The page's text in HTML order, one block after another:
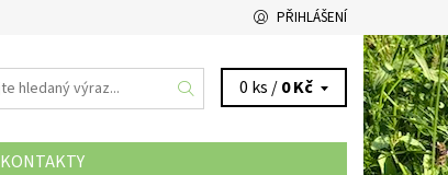
PŘIHLÁŠENÍ
0 ks /0 Kč
KONTAKTY